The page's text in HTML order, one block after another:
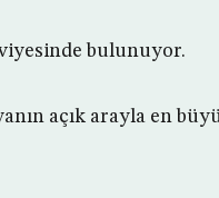
bulunuyor.
açık arayla en